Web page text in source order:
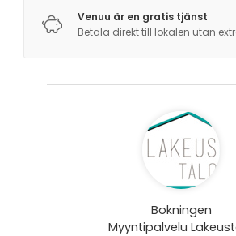
Venuu är en gratis tjänst
Betala direkt till lokalen utan
Bokningen
Myyntipalvelu